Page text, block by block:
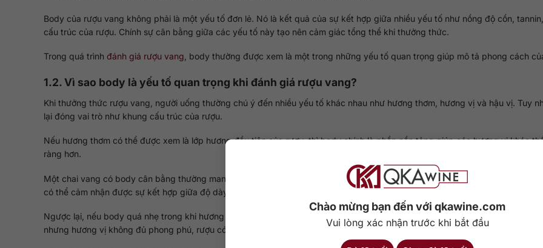
Chào mừng bạn đến với qkawine.com
Vui lòng xác nhận trước khi bắt đầu
Body của rượu vang không phải là một yếu tố đơn lẻ. Nó là kết quả của sự kết hợp giữa nhiều yếu tố như nồng độ cồn,
cấu trúc của rượu. Chính sự cân bằng giữa các yếu tố này tạo nên cảm giác tổng thể khi thưởng thức.
Trong quá trình đánh giá rượu vang , body thường được xem là một trong những yếu tố quan trọng giúp mô tả phong cách
1.2. Vì sao body là yếu tố quan trọng khi đánh giá rượu vang?
Khi thưởng thức rượu vang, người uống thường chú ý đến nhiều yếu tố khác nhau như hương thơm, hương vị và hậu vị. Tuy
lại đóng vai trò như khung cấu trúc của rượu.
Nếu hương thơm có thể được xem là lớp hương đầu tiên của rượu, thì body chính là phần nền tảng giúp các hương vị khác
ràng hơn.
Một chai vang có body cân bằng thường mang lại cảm giác hài hòa giữa cấu trúc và hương vị. Khi rượu nằm trong miệng,
có thể cảm nhận được sự kết hợp giữa độ dày của rượu, tannin và acid.
Ngược lại, nếu body quá nhẹ trong khi hương vị quá mạnh, rượu có thể tạo cảm giác thiếu cân bằng. Trong trường hợp body
nhưng hương vị không đủ phong phú, rượu có thể trở nên nặng và khó uống.